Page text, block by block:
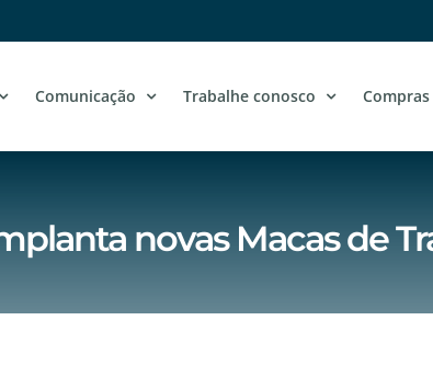
Comunicação Trabalhe conosco Compras
novas Macas de